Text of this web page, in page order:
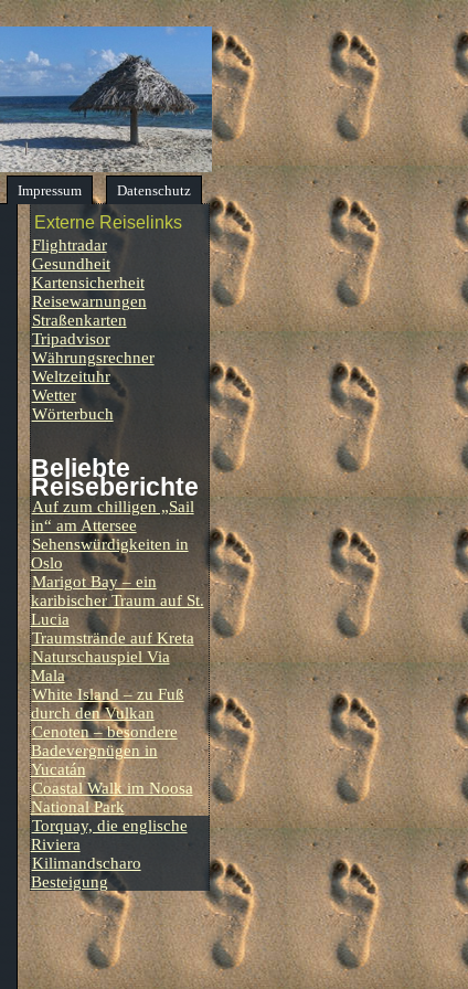
Impressum Datenschutz
Externe Reiselinks
Flightradar
Gesundheit
Kartensicherheit
Reisewarnungen
Straßenkarten
Tripadvisor
Währungsrechner
Weltzeituhr
Wetter
Wörterbuch
Beliebte
Reiseberichte
Auf zum chilligen „Sail
in“ am Attersee
Sehenswürdigkeiten in
Oslo
Marigot Bay – ein
karibischer Traum auf St.
Lucia
Traumstrände auf Kreta
Naturschauspiel Via
Mala
White Island – zu Fuß
durch den Vulkan
Cenoten – besondere
Badevergnügen in
Yucatán
Coastal Walk im Noosa
National Park
Torquay, die englische
Riviera
Kilimandscharo
Besteigung